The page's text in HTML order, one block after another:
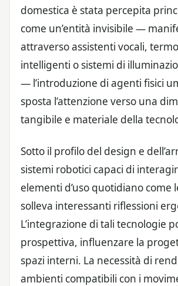
domestica è stata percepita
come un’entità invisibile —
attraverso assistenti vocali,
intelligenti o sistemi di
— l’introduzione di agenti fisici
sposta l’attenzione verso una
tangibile e materiale della
Sotto il profilo del design e
sistemi robotici capaci di
elementi d’uso quotidiano come
solleva interessanti riflessioni
L’integrazione di tali tecnologie
prospettiva, influenzare la
spazi interni. La necessità di
ambienti compatibili con i